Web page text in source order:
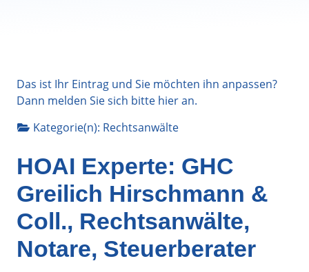
Das ist Ihr Eintrag und Sie möchten ihn anpassen?
Dann melden Sie sich bitte hieran.
Kategorie(n): Rechtsanwälte
HOAI Experte: GHC
Greilich Hirschmann &
Coll., Rechtsanwälte,
Notare, Steuerberater